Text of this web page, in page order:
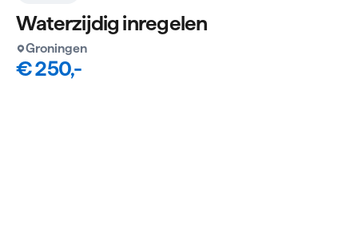
Waterzijdig inregelen
Groningen
€ 250,-